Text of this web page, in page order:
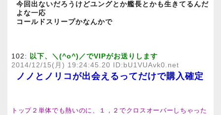
今回出ないだろうけどユングとか艦長とかも生きてるんだ
よな一応
コールドスリープかなんかで
102: 以下、＼(^o^)／でVIPがお送りします
2014/12/15(月) 19:24:45.20 ID:bU1VUAvk0.net
ノノとノリコが出会えるってだけで購入確定
トップ２単体でも熱いのに、１，２でクロスオーバーしちゃった